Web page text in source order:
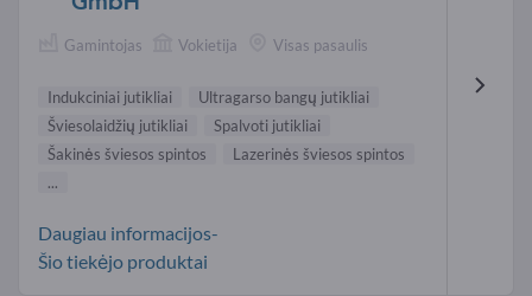
Gamintojas Vokietija Visas pasaulis
Indukciniai jutikliai
Ultragarso bangų jutikliai
Šviesolaidžių jutikliai
Spalvoti jutikliai
Šakinės šviesos spintos
Lazerinės šviesos spintos
...
Daugiau informacijos-
Šio tiekėjo produktai